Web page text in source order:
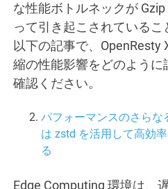
な性能ボトルネックが
って引き起こされているこ
以下の記事で、OpenResty
縮の性能影響をどのよう
確認ください。
パフォーマンスのさらな
は zstd を活用して高効
る
Edge Computing 環境は、